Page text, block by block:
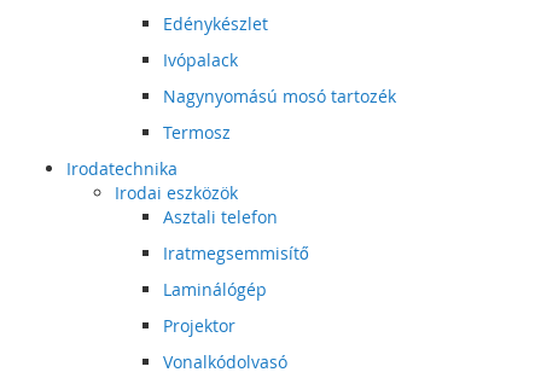
Edénykészlet
Ivópalack
Nagynyomású mosó tartozék
Termosz
Irodatechnika
Irodai eszközök
Asztali telefon
Iratmegsemmisítő
Laminálógép
Projektor
Vonalkódolvasó